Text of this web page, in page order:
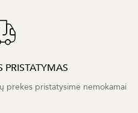
prekes pristatysime nemokamai